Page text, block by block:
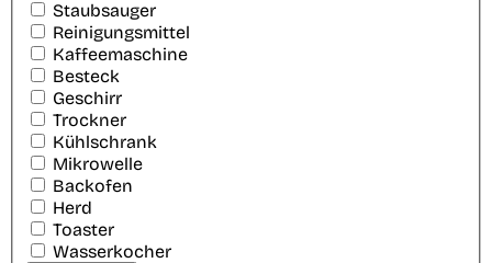
Staubsauger
Reinigungsmittel
Kaffeemaschine
Besteck
Geschirr
Trockner
Kühlschrank
Mikrowelle
Backofen
Herd
Toaster
Wasserkocher